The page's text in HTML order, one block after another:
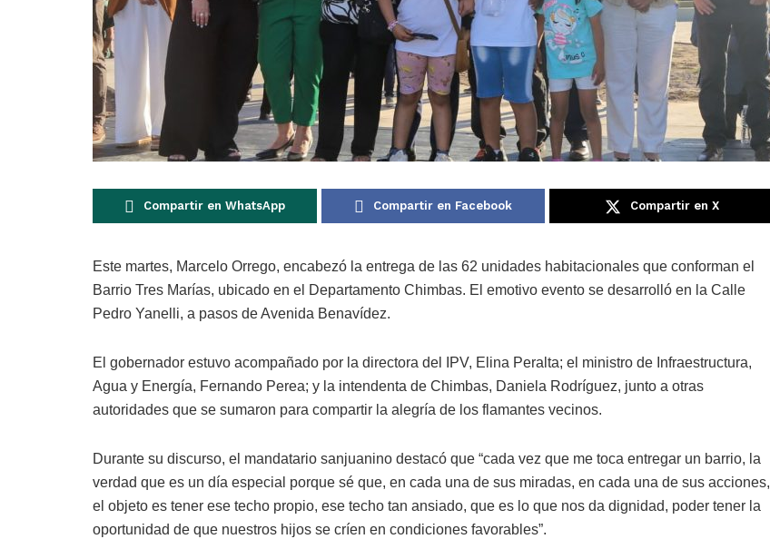
Compartir en WhatsApp Compartir en Facebook Compartir en X
Este martes, Marcelo Orrego, encabezó la entrega de las 62 unidades habitacionales que conforman el
Barrio Tres Marías, ubicado en el Departamento Chimbas. El emotivo evento se desarrolló en la Calle
Pedro Yanelli, a pasos de Avenida Benavídez.
El gobernador estuvo acompañado por la directora del IPV, Elina Peralta; el ministro de Infraestructura,
Agua y Energía, Fernando Perea; y la intendenta de Chimbas, Daniela Rodríguez, junto a otras
autoridades que se sumaron para compartir la alegría de los flamantes vecinos.
Durante su discurso, el mandatario sanjuanino destacó que “cada vez que me toca entregar un barrio, la
verdad que es un día especial porque sé que, en cada una de sus miradas, en cada una de sus acciones,
el objeto es tener ese techo propio, ese techo tan ansiado, que es lo que nos da dignidad, poder tener la
oportunidad de que nuestros hijos se críen en condiciones favorables”.